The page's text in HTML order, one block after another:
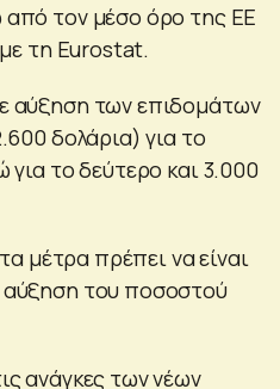
τον μέσο όρο της ΕΕ
τη Eurostat.
αύξηση των επιδομάτων
δολάρια) για το
το δεύτερο και 3.000
μέτρα πρέπει να είναι
του ποσοστού
ανάγκες των νέων